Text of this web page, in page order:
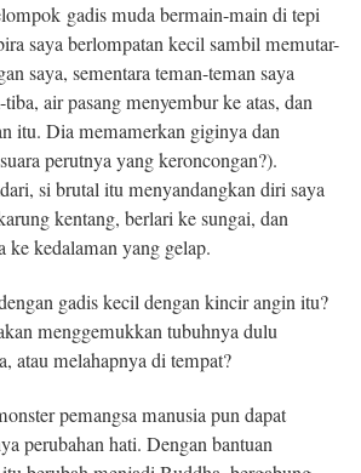
gadis muda bermain-main di tepi
saya berlompatan kecil sambil memutar-
saya, sementara teman-teman saya
air pasang menyembur ke atas, dan
itu. Dia memamerkan giginya dan
perutnya yang keroncongan?).
si brutal itu menyandangkan diri saya
kentang, berlari ke sungai, dan
ke kedalaman yang gelap.
gadis kecil dengan kincir angin itu?
menggemukkan tubuhnya dulu
atau melahapnya di tempat?
pemangsa manusia pun dapat
perubahan hati. Dengan bantuan